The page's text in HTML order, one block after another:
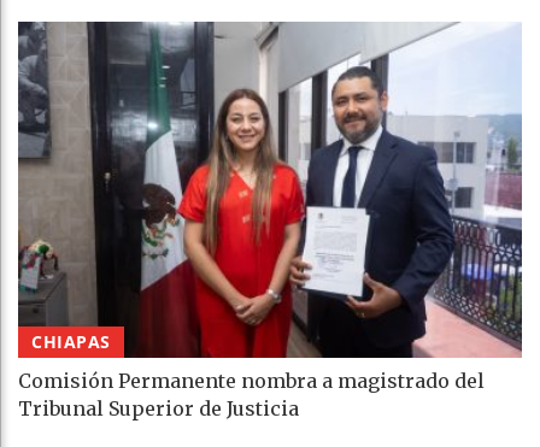
CHIAPAS
Comisión Permanente nombra a magistrado del
Tribunal Superior de Justicia